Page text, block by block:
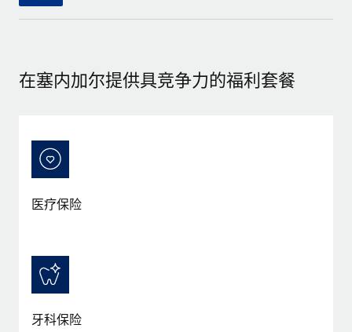
使用我们的 MCP 将任何人工智能工具与 Remote 平台相连
咨询专家
获得全球人力资源与合规方面的专家帮助
简化候选人筛选流程
防范合规风险
在全球范围内配置和跟踪 IT 设备
战略技术合作伙伴
成为合作伙伴
与我们共探合作机遇
集成与人工智能自动化咨询
At a glance Discover the evolution of TheyDo, a pioneering
journey management platform that has...
了解更多
网络研讨会
新闻室
洞察中心
获得支持
查看全部资源
博客
EOR compliance
日本語
中文（简体）
在塞内加尔提供具竞争力的福利套餐
医疗保险
牙科保险